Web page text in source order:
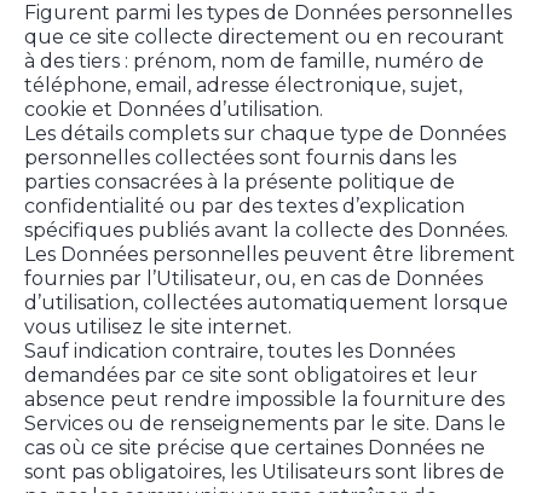
Figurent parmi les types de Données personnelles
que ce site collecte directement ou en recourant
à des tiers : prénom, nom de famille, numéro de
téléphone, email, adresse électronique, sujet,
cookie et Données d’utilisation.
Les détails complets sur chaque type de Données
personnelles collectées sont fournis dans les
parties consacrées à la présente politique de
confidentialité ou par des textes d’explication
spécifiques publiés avant la collecte des Données.
Les Données personnelles peuvent être librement
fournies par l’Utilisateur, ou, en cas de Données
d’utilisation, collectées automatiquement lorsque
vous utilisez le site internet.
Sauf indication contraire, toutes les Données
demandées par ce site sont obligatoires et leur
absence peut rendre impossible la fourniture des
Services ou de renseignements par le site. Dans le
cas où ce site précise que certaines Données ne
sont pas obligatoires, les Utilisateurs sont libres de